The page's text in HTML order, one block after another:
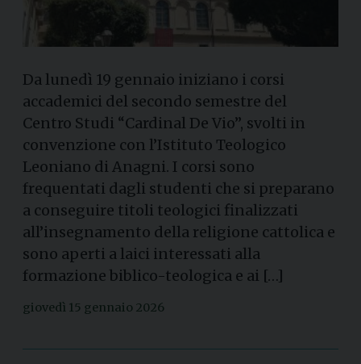
Da lunedì 19 gennaio iniziano i corsi
accademici del secondo semestre del
Centro Studi “Cardinal De Vio”, svolti in
convenzione con l’Istituto Teologico
Leoniano di Anagni. I corsi sono
frequentati dagli studenti che si preparano
a conseguire titoli teologici finalizzati
all’insegnamento della religione cattolica e
sono aperti a laici interessati alla
formazione biblico-teologica e ai […]
giovedì 15 gennaio 2026